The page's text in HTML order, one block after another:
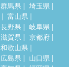
群馬県
埼玉県
富山県
長野県
岐阜県
滋賀県
京都府
和歌山県
広島県
山口県